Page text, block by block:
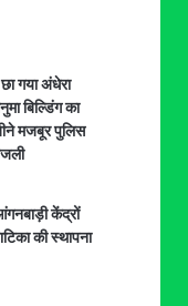
गया अंधेरा
बिल्डिंग का
मजबूर पुलिस
केंद्रों
की स्थापना